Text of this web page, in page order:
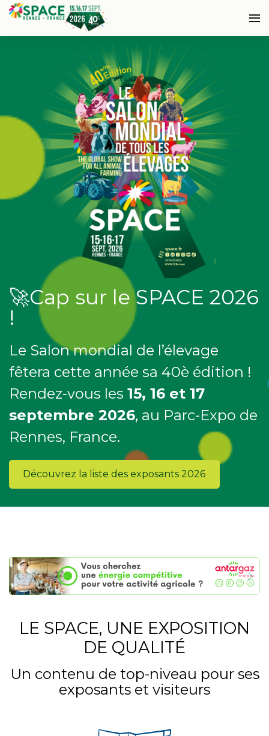
🚀Cap sur le SPACE 2026
!
Le Salon mondial de l’élevage
fêtera cette année sa 40è édition !
Rendez-vous les 15, 16 et 17
septembre 2026, au Parc-Expo de
Rennes, France.
Découvrez la liste des exposants 2026
LE SPACE, UNE EXPOSITION
DE QUALITÉ
Un contenu de top-niveau pour ses
exposants et visiteurs